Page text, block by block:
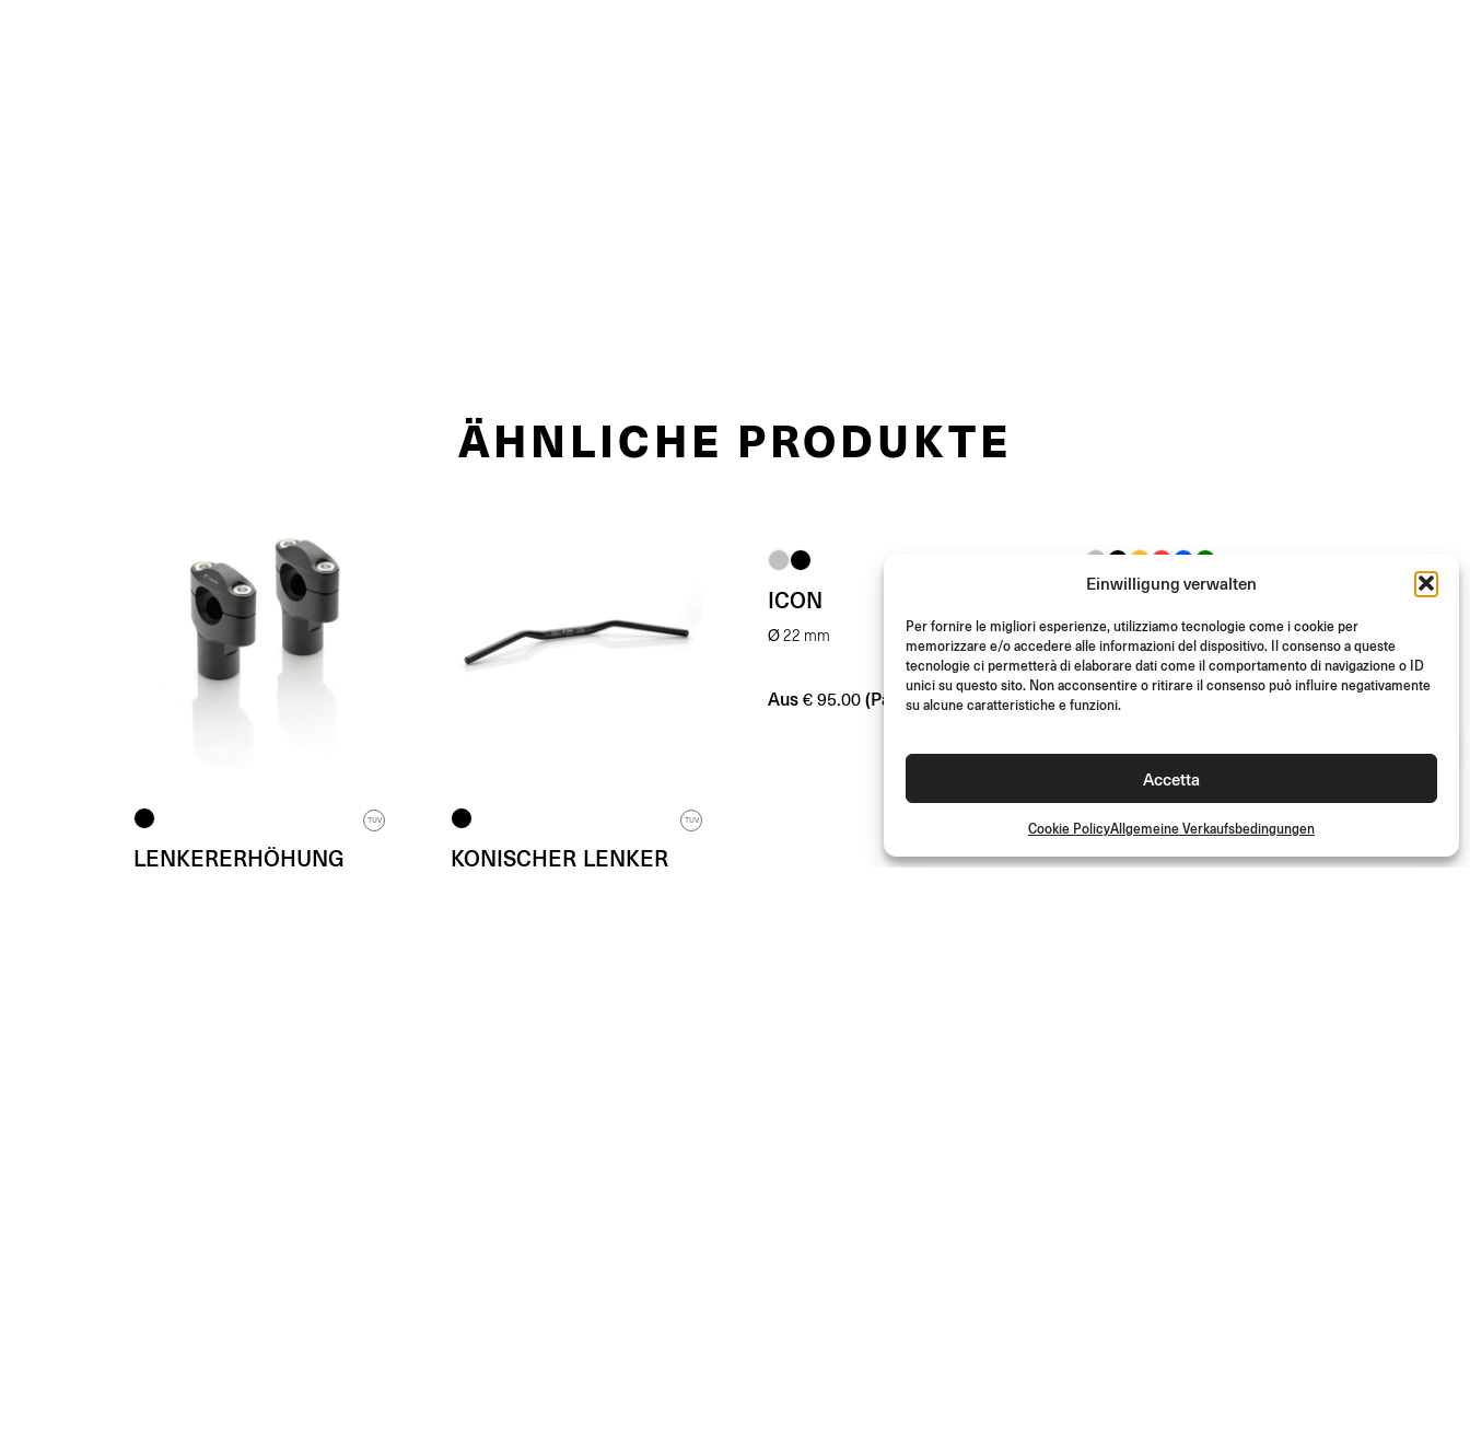
Einwilligung verwalten
Per fornire le migliori esperienze, utilizziamo tecnologie come i cookie per
memorizzare e/o accedere alle informazioni del dispositivo. Il consenso a queste
tecnologie ci permetterà di elaborare dati come il comportamento di navigazione o ID
unici su questo sito. Non acconsentire o ritirare il consenso può influire negativamente
su alcune caratteristiche e funzioni.
Accetta
Cookie PolicyAllgemeine Verkaufsbedingungen
ÄHNLICHE PRODUKTE
TUV
LENKERERHÖHUNG
TUV
KONISCHER LENKER
ICON
Ø 22 mm
Aus € 95.00 (Paar)
URLO
Ø 22 mm
Aus (Paar)